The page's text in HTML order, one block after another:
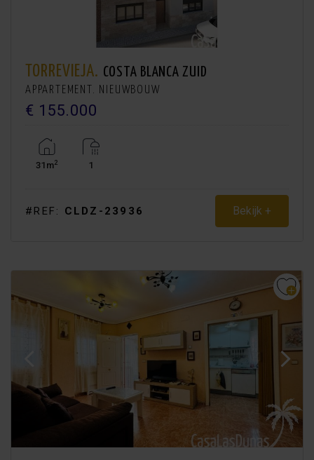
TORREVIEJA. COSTA BLANCA ZUID
APPARTEMENT. NIEUWBOUW
€ 155.000
31m2 1
#REF: CLDZ-23936 Bekijk +